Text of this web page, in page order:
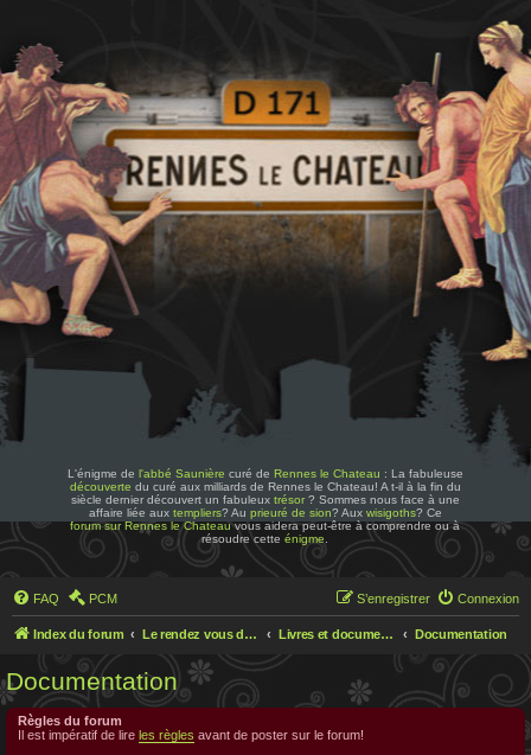
L'énigme de l'abbé Saunière curé de Rennes le Chateau : La fabuleuse
découverte du curé aux milliards de Rennes le Chateau! A t-il à la fin du
siècle dernier découvert un fabuleux trésor? Sommes nous face à une
affaire liée aux templiers? Au prieuré de sion? Aux wisigoths? Ce
forum sur Rennes le Chateauvous aidera peut-être à comprendre ou à
résoudre cetteénigme
FAQ PCM Connexion
S’enregistrer
Index du forum Le rendez vous des chercheurs Livres et documentations sur Rennes le Chateau Documentation
Documentation
Règles du forum
Il est impératif de lire les règles avant de poster sur le forum!